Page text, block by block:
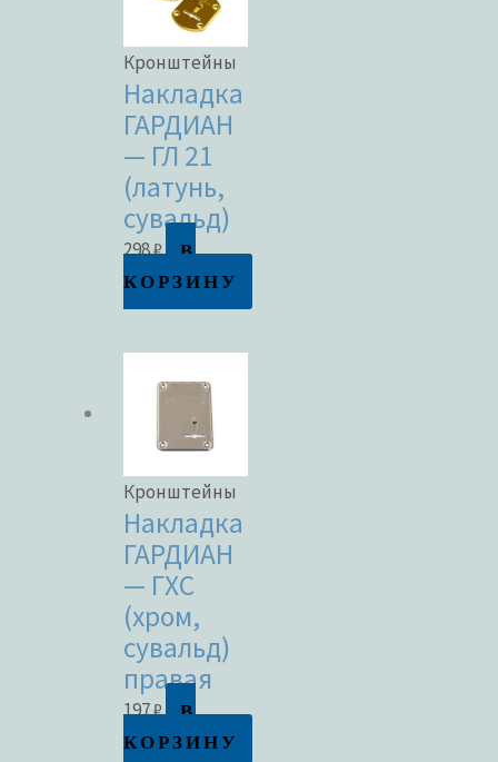
Кронштейны
Накладка
ГАРДИАН
— ГЛ 21
(латунь,
сувальд)
298₽
В
КОРЗИНУ
Кронштейны
Накладка
ГАРДИАН
— ГХС
(хром,
сувальд)
правая
197₽
В
КОРЗИНУ